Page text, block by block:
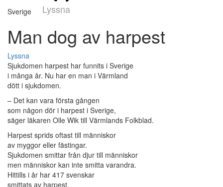
Lyssna
Sverige
Man dog av harpest
Lyssna
Sjukdomen harpest har funnits i Sverige
i många år. Nu har en man i Värmland
dött i sjukdomen.
– Det kan vara första gången
som någon dör i harpest i Sverige,
säger läkaren Olle Wik till Värmlands Folkblad.
Harpest sprids oftast till människor
av myggor eller fästingar.
Sjukdomen smittar från djur till människor
men människor kan inte smitta varandra.
Hittills i år har 417 svenskar
smittats av harpest.